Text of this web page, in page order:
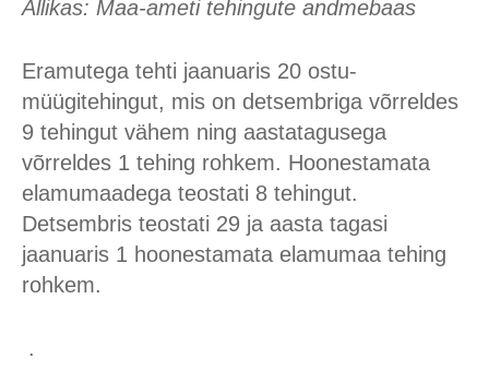
Allikas: Maa-ameti tehingute andmebaas
Eramutega tehti jaanuaris 20 ostu-
müügitehingut, mis on detsembriga võrreldes
9 tehingut vähem ning aastatagusega
võrreldes 1 tehing rohkem. Hoonestamata
elamumaadega teostati 8 tehingut.
Detsembris teostati 29 ja aasta tagasi
jaanuaris 1 hoonestamata elamumaa tehing
rohkem.
.